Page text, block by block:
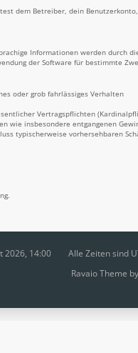
dem Betreiber, dein
Informationen werden durch
der Software für bestimmte
oder grob fahrlässiges Verhalten
Vertragspflichten
wie insbesondere entgangenen
typischerweise vorhersehbaren
Alle Zeiten sind
2026, 14:00
Ravaio Theme by